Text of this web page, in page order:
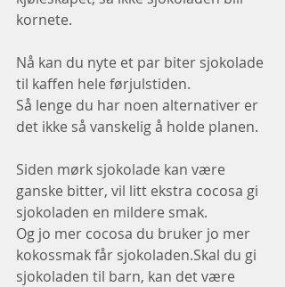
kornete.
Nå kan du nyte et par biter sjokolade
til kaffen hele førjulstiden.
Så lenge du har noen alternativer er
det ikke så vanskelig å holde planen.
Siden mørk sjokolade kan være
ganske bitter, vil litt ekstra cocosa gi
sjokoladen en mildere smak.
Og jo mer cocosa du bruker jo mer
kokossmak får sjokoladen.Skal du gi
sjokoladen til barn, kan det være